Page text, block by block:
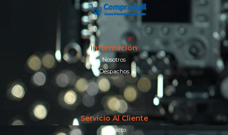
Información
Nosotros
Despachos
Servicio Al Cliente
Contacto